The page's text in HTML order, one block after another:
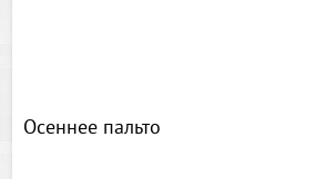
Осеннее пальто